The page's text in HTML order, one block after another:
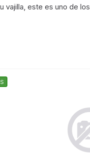
vajilla, este es uno de